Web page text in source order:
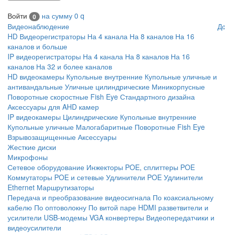
Войти 0 на сумму 0 q
Видеонаблюдение
HD Видеорегистраторы На 4 канала На 8 каналов На 16
каналов и больше
IP видеорегистраторы На 4 канала На 8 каналов На 16
каналов На 32 и более каналов
HD видеокамеры Купольные внутренние Купольные уличные и
антивандальные Уличные цилиндрические Миникорпусные
Поворотные скоростные Fish Eye Стандартного дизайна
Аксессуары для AHD камер
IP видеокамеры Цилиндрические Купольные внутренние
Купольные уличные Малогабаритные Поворотные Fish Eye
Взрывозащищенные Аксессуары
Жесткие диски
Микрофоны
Сетевое оборудование Инжекторы POE, сплиттеры POE
Коммутаторы POE и сетевые Удлинители POE Удлинители
Ethernet Маршрутизаторы
Передача и преобразование видеосигнала По коаксиальному
кабелю По оптоволокну По витой паре HDMI разветвители и
усилители USB-модемы VGA конвертеры Видеопередатчики и
видеоусилители